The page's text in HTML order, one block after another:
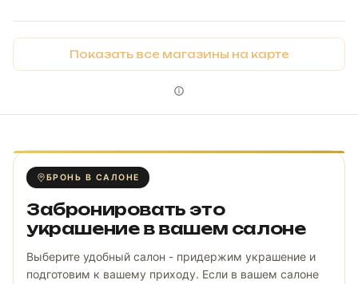
Показать все магазины на карте
БРОНЬ В САЛОНЕ
Забронировать это
украшение в вашем салоне
Выберите удобный салон - придержим украшение и
подготовим к вашему приходу. Если в вашем салоне